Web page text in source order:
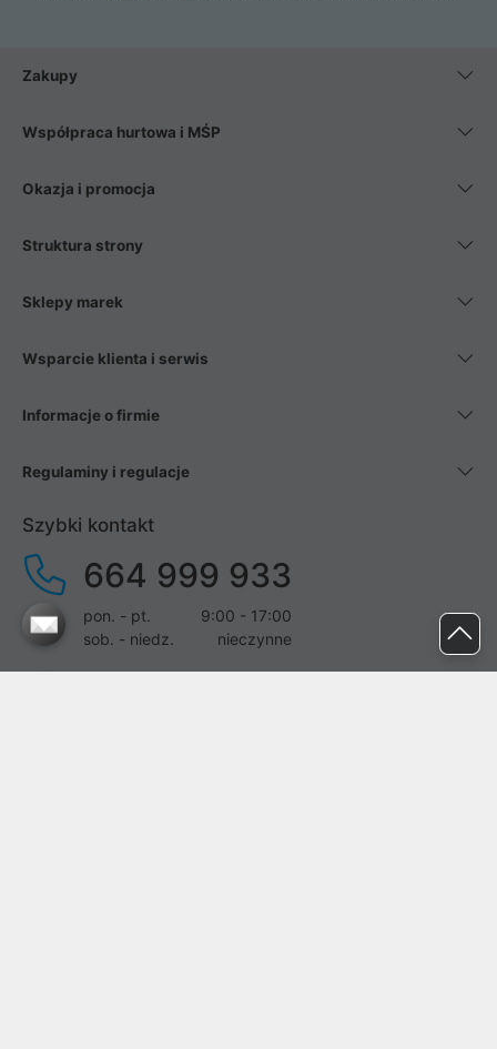
Zakupy
Współpraca hurtowa i MŚP
Okazja i promocja
Struktura strony
Sklepy marek
Wsparcie klienta i serwis
Informacje o firmie
Regulaminy i regulacje
Szybki kontakt
664 999 933
pon. - pt.
9:00 - 17:00
sob. - niedz.
nieczynne